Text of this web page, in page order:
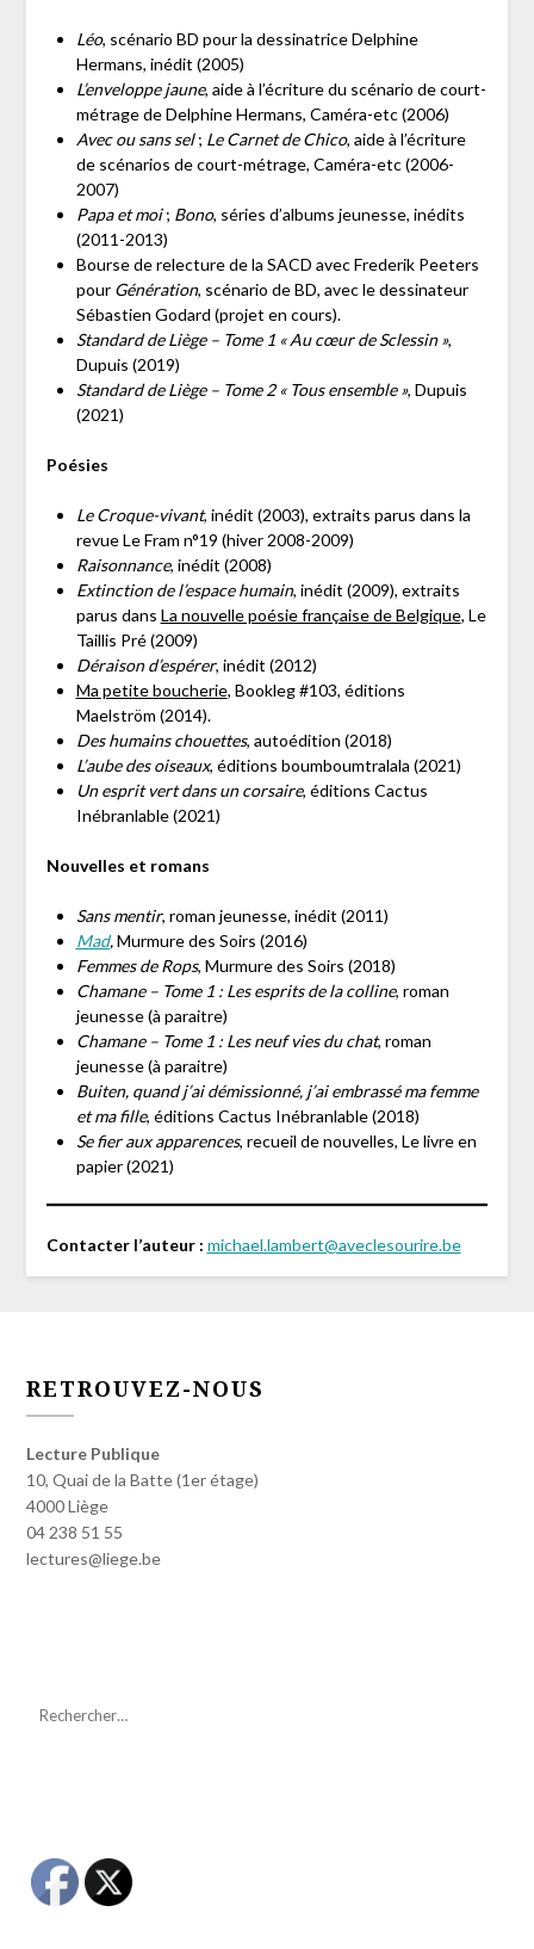
Léo, scénario BD pour la dessinatrice Delphine
Hermans, inédit (2005)
L’enveloppe jaune, aide à l’écriture du scénario de court-
métrage de Delphine Hermans, Caméra-etc (2006)
Avec ou sans sel; Le Carnet de Chico, aide à l’écriture
de scénarios de court-métrage, Caméra-etc (2006-
2007)
Papa et moi; Bono, séries d’albums jeunesse, inédits
(2011-2013)
Bourse de relecture de la SACD avec Frederik Peeters
pour Génération, scénario de BD, avec le dessinateur
Sébastien Godard (projet en cours).
Standard de Liège – Tome 1 « Au cœur de Sclessin »,
Dupuis (2019)
Standard de Liège – Tome 2 « Tous ensemble », Dupuis
(2021)
Poésies
Le Croque-vivant, inédit (2003), extraits parus dans la
revue Le Fram n°19 (hiver 2008-2009)
Raisonnance, inédit (2008)
Extinction de l’espace humain, inédit (2009), extraits
parus dans La nouvelle poésie française de Belgique, Le
Taillis Pré (2009)
Déraison d’espérer, inédit (2012)
Ma petite boucherie, Bookleg #103, éditions
Maelström (2014).
Des humains chouettes, autoédition (2018)
L’aube des oiseaux, éditions boumboumtralala (2021)
Un esprit vert dans un corsaire, éditions Cactus
Inébranlable (2021)
Nouvelles et romans
Sans mentir, roman jeunesse, inédit (2011)
Mad,Murmure des Soirs (2016)
Femmes de Rops, Murmure des Soirs (2018)
Chamane – Tome 1 : Les esprits de la colline, roman
jeunesse (à paraitre)
Chamane – Tome 1 : Les neuf vies du chat, roman
jeunesse (à paraitre)
Buiten, quand j’ai démissionné, j’ai embrassé ma femme
et ma fille, éditions Cactus Inébranlable (2018)
Se fier aux apparences, recueil de nouvelles, Le livre en
papier (2021)
Contacter l’auteur : michael.lambert@aveclesourire.be
RETROUVEZ-NOUS
Lecture Publique
10, Quai de la Batte (1er étage)
4000 Liège
04 238 51 55
lectures@liege.be